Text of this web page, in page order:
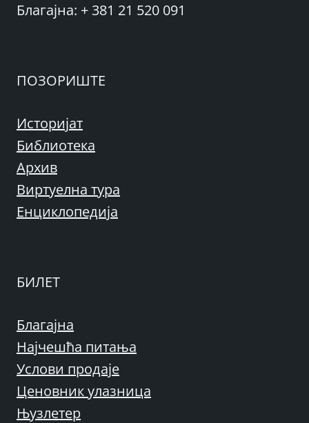
Благајна: + 381 21 520 091
ПОЗОРИШТЕ
Историјат
Библиотека
Архив
Виртуелна тура
Енциклопедија
БИЛЕТ
Благајна
Најчешћа питања
Услови продаје
Ценовник улазница
Њузлетер